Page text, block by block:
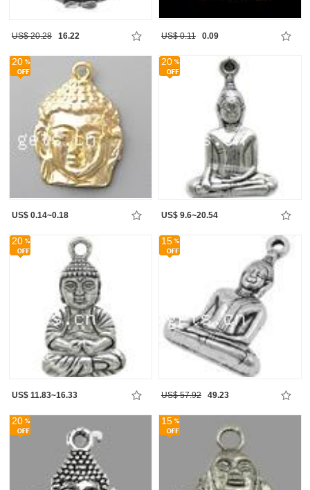
US$ 20.28 16.22 US$ 0.11 0.09
20
US$ 0.14~0.18
20
US$ 9.6~20.54
20
US$ 11.83~16.33
15
US$ 57.92 49.23
20 15